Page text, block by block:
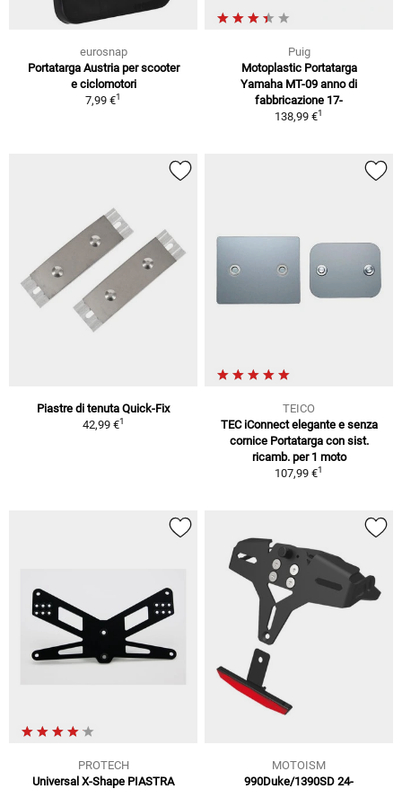
eurosnap
Portatarga Austria per scooter
e ciclomotori
7,99 €1
Puig
Motoplastic Portatarga
Yamaha MT-09 anno di
fabbricazione 17-
138,99 €1
Piastre di tenuta Quick-Fix
42,99 €1
TEICO
TEC iConnect elegante e senza
cornice Portatarga con sist.
ricamb. per 1 moto
107,99 €1
PROTECH
Universal X-Shape PIASTRA
MOTOISM
990Duke/1390SD 24-